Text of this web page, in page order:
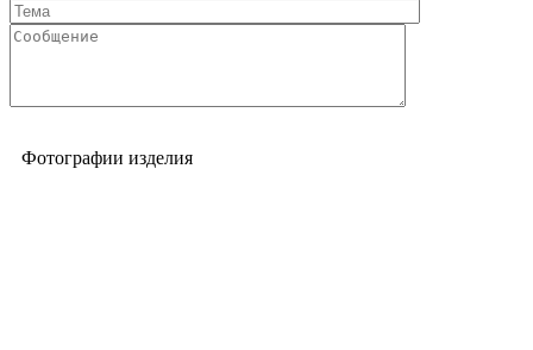
Фотографии изделия